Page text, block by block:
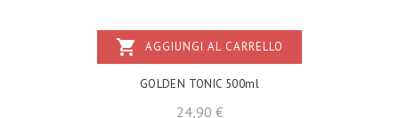
shopping_cart AGGIUNGI AL CARRELLO
GOLDEN TONIC 500ml
24,90 €Prezzo